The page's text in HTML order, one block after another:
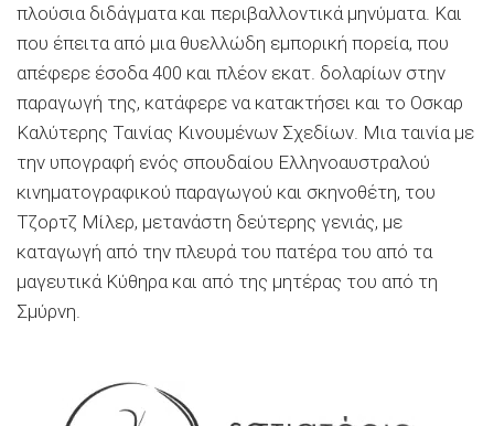
πλούσια διδάγματα και περιβαλλοντικά μηνύματα. Και
που έπειτα από μια θυελλώδη εμπορική πορεία, που
απέφερε έσοδα 400 και πλέον εκατ. δολαρίων στην
παραγωγή της, κατάφερε να κατακτήσει και το Οσκαρ
Καλύτερης Ταινίας Κινουμένων Σχεδίων. Μια ταινία με
την υπογραφή ενός σπουδαίου Ελληνοαυστραλού
κινηματογραφικού παραγωγού και σκηνοθέτη, του
Τζορτζ Μίλερ, μετανάστη δεύτερης γενιάς, με
καταγωγή από την πλευρά του πατέρα του από τα
μαγευτικά Κύθηρα και από της μητέρας του από τη
Σμύρνη.